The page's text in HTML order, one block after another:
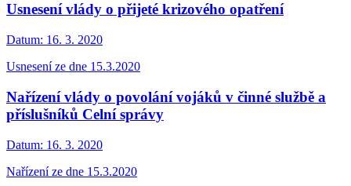
Usnesení vlády o přijeté krizového opatření
Datum: 16. 3. 2020
Usnesení ze dne 15.3.2020
Nařízení vlády o povolání vojáků v činné službě a
příslušníků Celní správy
Datum: 16. 3. 2020
Nařízení ze dne 15.3.2020